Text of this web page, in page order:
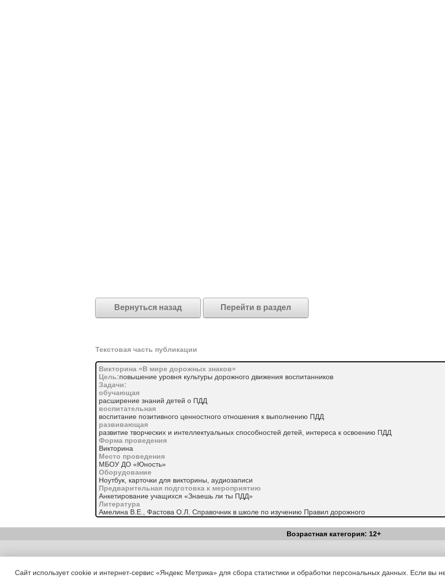
Вернуться назад Перейти в раздел
Текстовая часть публикации
Викторина «В мире дорожных знаков»
Цель:повышение уровня культуры дорожного движения воспитанников
Задачи:
обучающая
расширение знаний детей о ПДД
воспитательная
воспитание позитивного ценностного отношения к выполнению ПДД
развивающая
развитие творческих и интеллектуальных способностей детей, интереса к освоению ПДД
Форма проведения
Викторина
Место проведения
МБОУ ДО «Юность»
Оборудование
Ноутбук, карточки для викторины, аудиозаписи
Предварительная подготовка к мероприятию
Анкетирование учащихся «Знаешь ли ты ПДД»
Литература
Амелина В.Е., Фастова О.Л. Справочник в школе по изучению Правил дорожного
движения.- М., 2006.
Сборник методических материалов. Профилактика детского дорожно-транспортного
травматизма в учреждениях общего образования – Кострома. –2009.
Город всё время даёт нам урок.
Возрастная категория: 12+
Copyright (c) |Вестник Педагога|Об издании|Условия|Политика
Сайт использует cookie и интернет-сервис «Яндекс Метрика» для сбора статистики и обработки персональных данных. Если вы